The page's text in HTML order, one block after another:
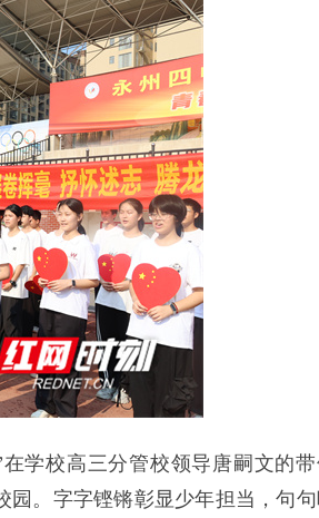
学校高三分管校领导唐嗣文的带
。字字铿锵彰显少年担当，句